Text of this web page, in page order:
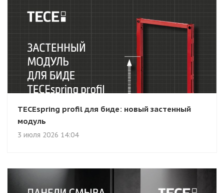
TECEspring profil для биде: новый застенный
модуль
3 июля 2026 14:04